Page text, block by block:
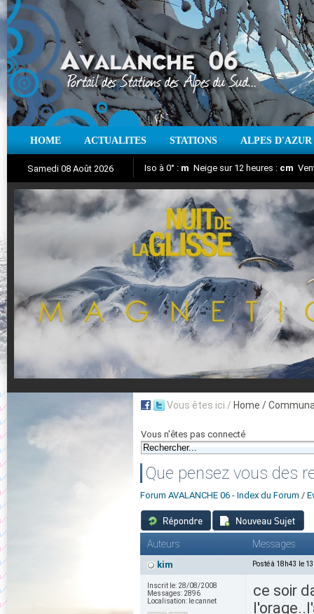
HOME ACTUALITES STATIONS ALPES D'AZUR
Samedi 08 Août 2026
Aujourd'hui : T° Min : °C T° Max :°C
Iso à 0° : m Neige sur 12 heures : cm
Suivez en direct l'actualité des stations
Nuit de la Glisse 2018
Vous êtes ici / Home /
Vous n'êtes pas connecté
Que pensez vous des
Forum AVALANCHE 06 - Index du Forum /
Auteurs Messages
kim Posté à 18h43 le
Inscrit le: 28/08/2008
Messages: 2896
Localisation: le cannet
ce soir